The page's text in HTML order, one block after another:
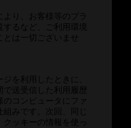
より、お客様等のプラ
するなど、ご利用環境
は一切ございませ
を利用したときに、
で送受信した利用履歴
のコンピュータにファ
みです。次回、同じ
ッキーの情報を使っ